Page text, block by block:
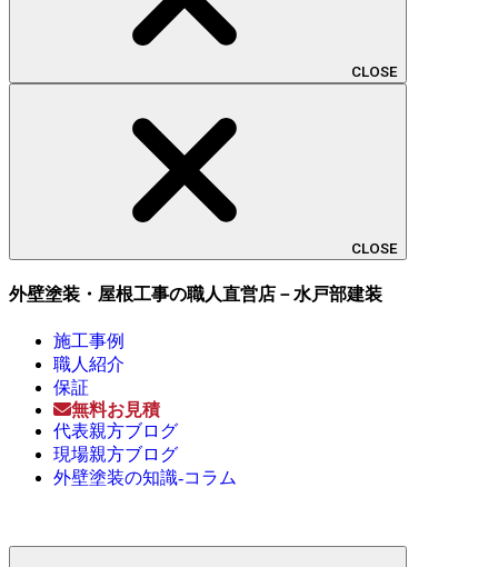
CLOSE
CLOSE
外壁塗装・屋根工事の職人直営店－水戸部建装
施工事例
職人紹介
保証
無料お見積
代表親方ブログ
現場親方ブログ
外壁塗装の知識-コラム